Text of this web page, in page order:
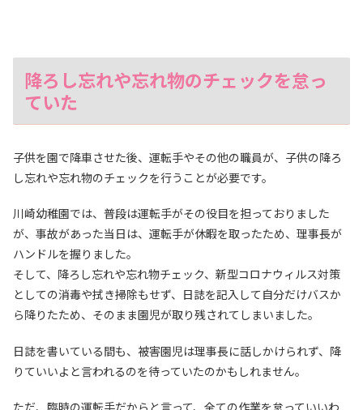
降ろし忘れや忘れ物のチェックを怠っ
ていた
子供を園で降車させた後、運転手やその他の職員が、子供の降ろ
し忘れや忘れ物のチェックを行うことが必要です。
川崎幼稚園では、普段は運転手がその役目を担っておりました
が、事故があった当日は、運転手が休暇を取ったため、理事長が
ハンドルを握りました。
そして、降ろし忘れや忘れ物チェック、新型コロナウィルス対策
としての消毒や拭き掃除もせず、日誌を記入して自分だけバスか
ら降りたため、そのまま園児が取り残されてしまいました。
日誌を書いている間も、被害園児は理事長に話しかけられず、降
りていいよと言われるのを待っていたのかもしれません。